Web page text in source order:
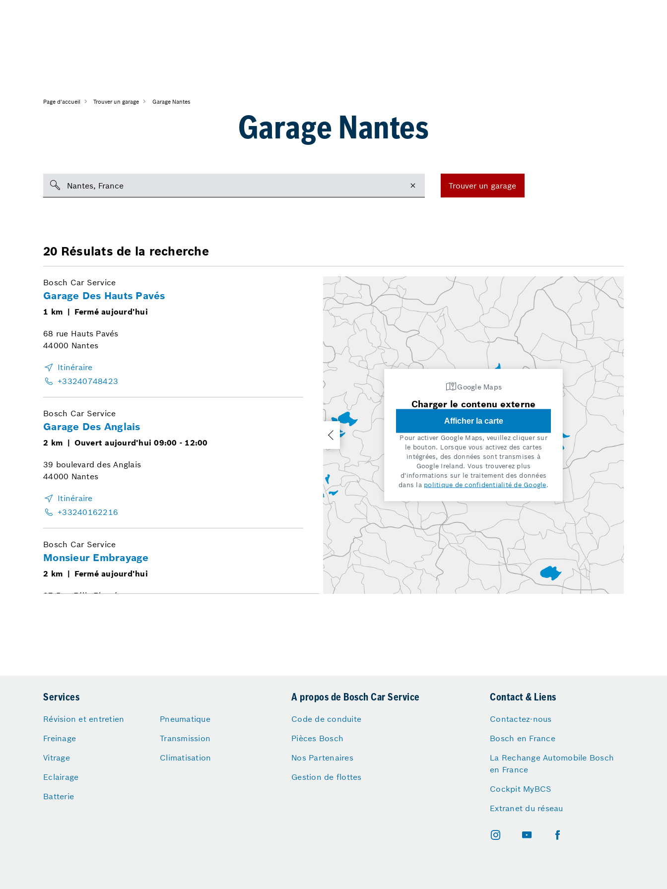
Page d'accueil Trouver un garage Garage Nantes
Garage Nantes
Services
Révision et entretien
Freinage
Vitrage
Eclairage
Batterie
Pneumatique
Transmission
Climatisation
A propos de Bosch Car Service
Code de conduite
Pièces Bosch
Nos Partenaires
Gestion de flottes
Contact & Liens
Contactez-nous
Bosch en France
La Rechange Automobile Bosch
en France
Cockpit MyBCS
Extranet du réseau